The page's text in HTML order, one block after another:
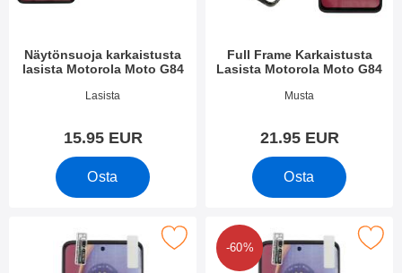
Näytönsuoja karkaistusta
lasista Motorola Moto G84
Tuote.nro 49674
Lasista
15.95 EUR
Osta
Full Frame Karkaistusta
Lasista Motorola Moto G84
Tuote.nro 49675
Musta
21.95 EUR
Osta
Merkitse näytönsuoja Motorola Moto G84 suosikiksi
-60%
Merkitse kuuden kappaleen